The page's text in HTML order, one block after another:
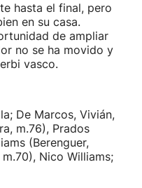
hasta el final, pero
en su casa.
de ampliar
no se ha movido y
vasco.
De Marcos, Vivián,
m.76), Prados
(Berenguer,
Nico Williams;